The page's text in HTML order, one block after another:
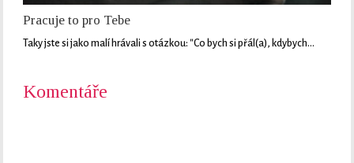
Pracuje to pro Tebe
Taky jste si jako malí hrávali s otázkou: "Co bych si přál(a), kdybych…
Komentáře